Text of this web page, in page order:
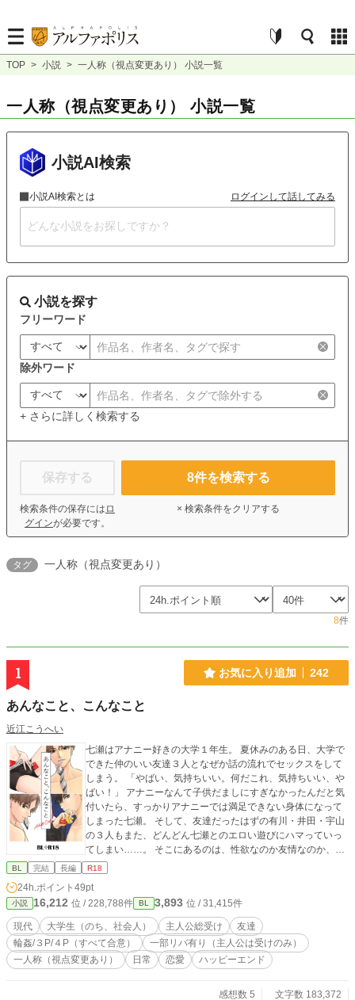
TOP > 小説 > 一人称（視点変更あり） 小説一覧
一人称（視点変更あり） 小説一覧
小説AI検索
小説AI検索とは ログインして話してみる
小説を探す
フリーワード
除外ワード
+ さらに詳しく検索する
保存する
検索条件の保存には ロ
グインが必要です。
8件を検索する
× 検索条件をクリアする
タグ 一人称（視点変更あり）
8件
1 お気に入り追加 242
あんなこと、こんなこと
近江こうへい
七瀬はアナニー好きの大学１年生。 夏休みのある日、大学で
できた仲のいい友達３人となぜか話の流れでセックスをして
しまう。 「やばい、気持ちいい。何だこれ、気持ちいい、や
ばい！」 アナニーなんて子供だましにすぎなかったんだと気
付いたら、すっかりアナニーでは満足できない身体になって
しまった七瀬。 そして、友達だったはずの有川・井田・宇山
の３人もまた、どんどん七瀬とのエロい遊びにハマっていっ
てしまい……。 そこにあるのは、性欲なのか友情なのか、そ
れとも。 セックスに耽りつつもそれぞれの想いは少しずつ育
が、ちゃんと恋愛もしています） ※それぞれの登場人物視点
※注意：一部リバ有り（主人公は受けのみ） ※登場人物紹介
イラストは、最終話の後 ※口語の雰囲気を重視して、「ら抜
き」、「い抜き」、誤用の定着した言葉遣い、などをあえて
使っている箇所があります。気になる方もいらっしゃると思
いますが、お含みおきいただけると幸いです。 【ムーンライ
BL 完結 長編 R18
24h.ポイント 49pt
小説 16,212 位 / 228,788件 BL 3,893 位 / 31,415件
現代 大学生（のち、社会人） 主人公総受け
友達
輪姦/３P/４P（すべて合意）
一部リバ有り（主人公は受けのみ）
一人称（視点変更あり）
日常 恋愛 ハッピーエンド
感想数 5
文字数 183,372